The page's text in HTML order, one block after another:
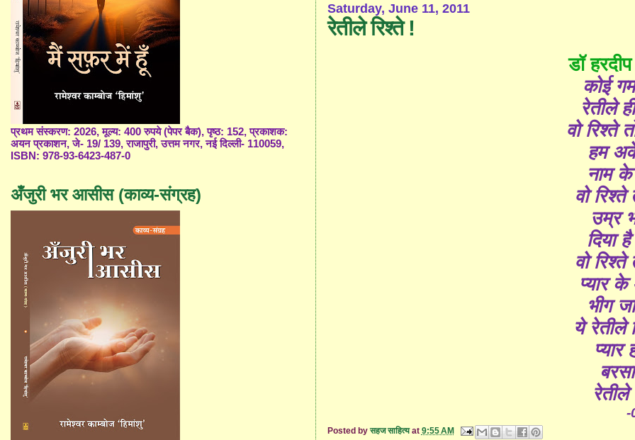
Saturday, June 11, 2011
रेतीले रिश्ते !
डॉ
कोई
रेतीले
वो रिश्ते
हम
नाम के
वो
उम्र
दिया
वो
प्यारके
भीग
ये रेतीले
प्यार
रेतीले
-
Posted byसहज साहित्य at 9:55 AM
प्रथम संस्करण: 2026, मूल्य: 400 रुपये (पेपर बैक), पृष्ठ: 152, प्रकाशक:
अयन प्रकाशन, जे- 19/ 139, राजापुरी, उत्तम नगर, नई दिल्ली- 110059,
ISBN: 978-93-6423-487-0
अँजुरी भर आसीस (काव्य-संग्रह)